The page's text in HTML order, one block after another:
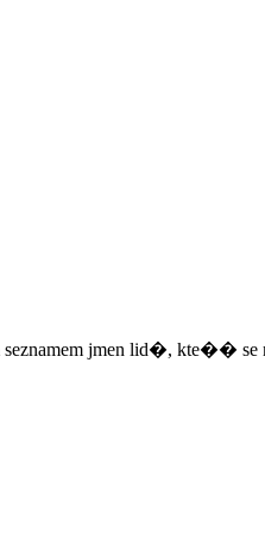
jmen lid�, kte��